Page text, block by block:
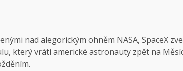
nad alegorickým ohněm NASA, SpaceX
který vrátí americké astronauty zpět na